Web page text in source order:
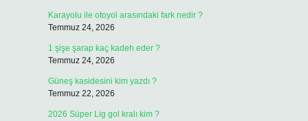
Karayolu ile otoyol arasındaki fark nedir ?
Temmuz 24, 2026
1 şişe şarap kaç kadeh eder ?
Temmuz 24, 2026
Güneş kasidesini kim yazdı ?
Temmuz 22, 2026
2026 Süper Lig gol kralı kim ?